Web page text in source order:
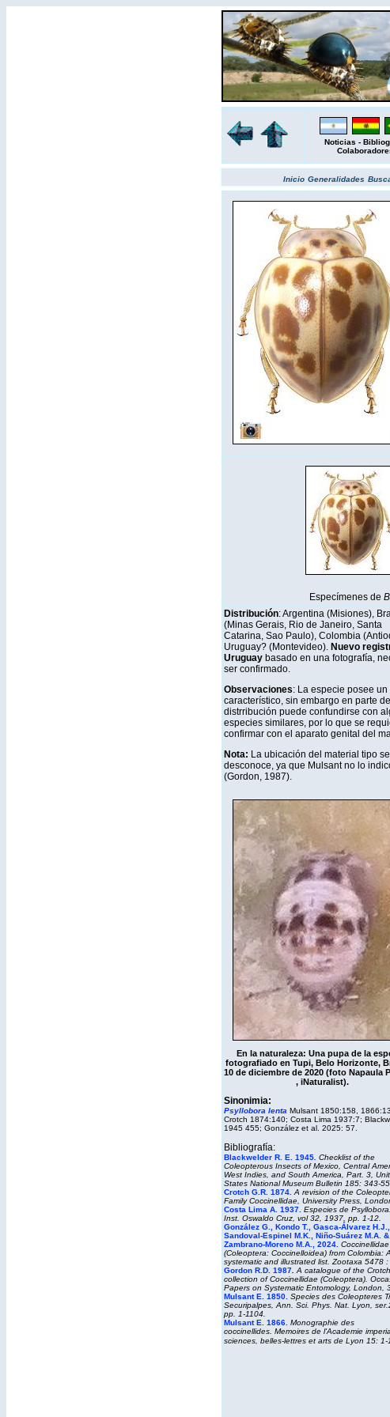
Noticias -
Inicio Generalidades
Especímenes de
Distribución: Argentina (Misiones),
(Minas Gerais, Rio de Janeiro, Santa
Catarina, Sao Paulo), Colombia
Uruguay? (Montevideo). Nuevo
Uruguay basado en una fotografía,
ser confirmado.
Observaciones: La especie posee un
característico, sin embargo en parte
distrribución puede confundirse con
especies similares, por lo que se
confirmar con el aparato genital del
Nota: La ubicación del material tipo se
desconoce, ya que Mulsant no lo
(Gordon, 1987).
En la naturaleza: Una pupa de la
fotografiado en Tupi, Belo Horizonte,
10 de diciembre de 2020 (foto Napaula
, iNaturalist).
Sinonimia:
Psyllobora lenta Mulsant 1850:158,
Crotch 1874:140; Costa Lima 1937:7;
1945 455; González et al. 2025: 57.
Bibliografía:
Blackwelder R. E. 1945. Checklist of the
Coleopterous Insects of Mexico, Central
West Indies, and South America, Part. 3,
States National Museum Bulletin 185: 343-
Crotch G.R. 1874. A revision of the
Family Coccinellidae, University Press,
Costa Lima A. 1937. Especies de
Inst. Oswaldo Cruz, vol 32, 1937, pp. 1-12.
González G., Kondo T., Gasca-Álvarez H.J.,
Sandoval-Espinel M.K., Niño-Suárez M.A. &
Zambrano-Moreno M.A., 2024. Coccinellidae
(Coleoptera: Coccinelloidea) from Colombia: A
systematic and illustrated list. Zootaxa 5478 :
Gordon R.D. 1987. A catalogue of the Crotch
collection of Coccinellidae (Coleoptera).
Papers on Systematic Entomology, London,
Mulsant E. 1850. Species des Coleopteres
Securipalpes, Ann. Sci. Phys. Nat. Lyon,
pp. 1-1104.
Mulsant E. 1866. Monographie des
coccinellides. Memoires de l'Academie
sciences, belles-lettres et arts de Lyon 15: 1-